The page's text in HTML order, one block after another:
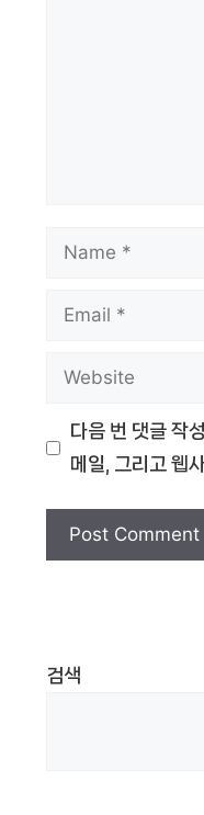
Name
Email
Website
다음 번 댓글 작
메일, 그리고 웹
검색